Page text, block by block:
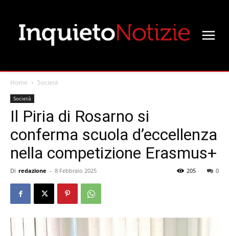
Home Società
Società
Il Piria di Rosarno si
conferma scuola d’eccellenza
nella competizione Erasmus+
Di redazione - 8 Febbraio 2025 0
205